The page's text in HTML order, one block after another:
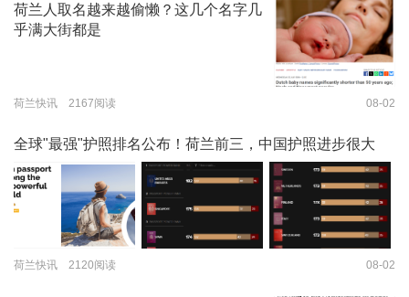
荷兰人取名越来越偷懒？这几个名字几
乎满大街都是
荷兰快讯 2167阅读 08-02
全球"最强"护照排名公布！荷兰前三，中国护照进步很大
荷兰快讯 2120阅读 08-02